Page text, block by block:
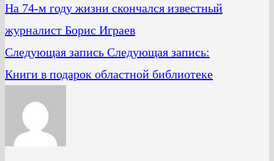
На 74-м году жизни скончался известный
журналист Борис Играев
Следующая запись Следующая запись:
Книги в подарок областной библиотеке